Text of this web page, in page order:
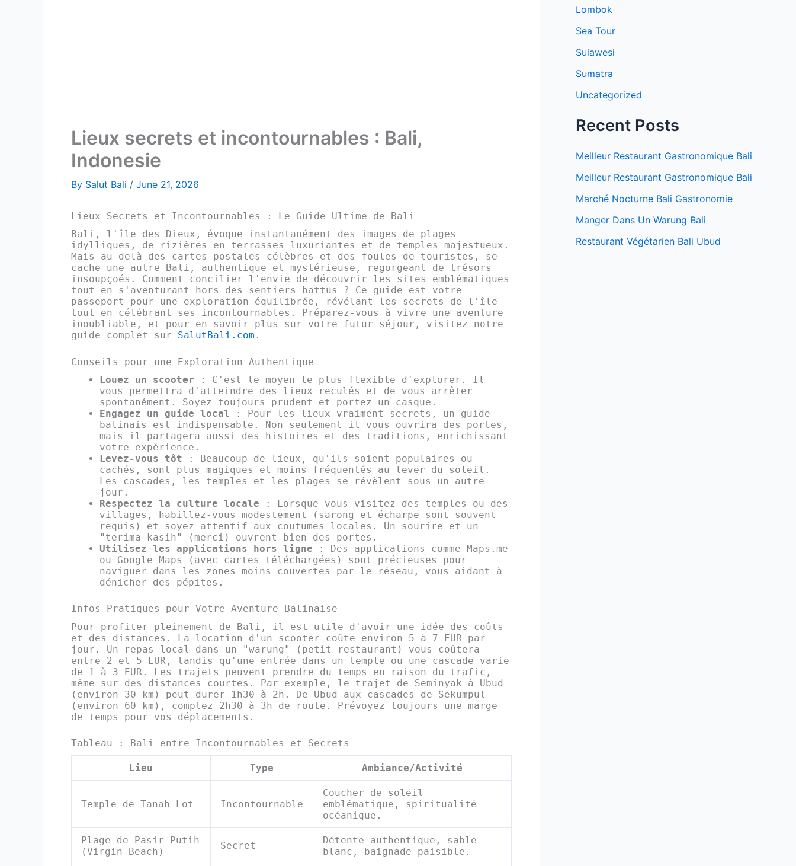
Lieux secrets et incontournables : Bali,
Indonesie
By Salut Bali / June 21, 2026
Lieux Secrets et Incontournables : Le Guide Ultime de Bali
Bali, l'île des Dieux, évoque instantanément des images de plages
idylliques, de rizières en terrasses luxuriantes et de temples majestueux.
Mais au-delà des cartes postales célèbres et des foules de touristes, se
cache une autre Bali, authentique et mystérieuse, regorgeant de trésors
insoupçoés. Comment concilier l'envie de découvrir les sites emblématiques
tout en s'aventurant hors des sentiers battus ? Ce guide est votre
passeport pour une exploration équilibrée, révélant les secrets de l'île
tout en célébrant ses incontournables. Préparez-vous à vivre une aventure
inoubliable, et pour en savoir plus sur votre futur séjour, visitez notre
guide complet sur SalutBali.com .
Conseils pour une Exploration Authentique
Louez un scooter : C'est le moyen le plus flexible d'explorer. Il
vous permettra d'atteindre des lieux reculés et de vous arrêter
spontanément. Soyez toujours prudent et portez un casque.
Engagez un guide local : Pour les lieux vraiment secrets, un guide
balinais est indispensable. Non seulement il vous ouvrira des portes,
mais il partagera aussi des histoires et des traditions, enrichissant
votre expérience.
Levez-vous tôt : Beaucoup de lieux, qu'ils soient populaires ou
cachés, sont plus magiques et moins fréquentés au lever du soleil.
Les cascades, les temples et les plages se révèlent sous un autre
jour.
Respectez la culture locale : Lorsque vous visitez des temples ou des
villages, habillez-vous modestement (sarong et écharpe sont souvent
requis) et soyez attentif aux coutumes locales. Un sourire et un
"terima kasih" (merci) ouvrent bien des portes.
Utilisez les applications hors ligne : Des applications comme Maps.me
ou Google Maps (avec cartes téléchargées) sont précieuses pour
naviguer dans les zones moins couvertes par le réseau, vous aidant à
dénicher des pépites.
Infos Pratiques pour Votre Aventure Balinaise
Pour profiter pleinement de Bali, il est utile d'avoir une idée des coûts
et des distances. La location d'un scooter coûte environ 5 à 7 EUR par
jour. Un repas local dans un "warung" (petit restaurant) vous coûtera
entre 2 et 5 EUR, tandis qu'une entrée dans un temple ou une cascade varie
de 1 à 3 EUR. Les trajets peuvent prendre du temps en raison du trafic,
même sur des distances courtes. Par exemple, le trajet de Seminyak à Ubud
(environ 30 km) peut durer 1h30 à 2h. De Ubud aux cascades de Sekumpul
(environ 60 km), comptez 2h30 à 3h de route. Prévoyez toujours une marge
de temps pour vos déplacements.
Tableau : Bali entre Incontournables et Secrets
Lieu Type Ambiance/Activité
Temple de Tanah Lot Incontournable
Coucher de soleil
emblématique, spiritualité
océanique.
Plage de Pasir Putih
(Virgin Beach)
Secret
Détente authentique, sable
blanc, baignade paisible.
r
:
Lombok
Sea Tour
Sulawesi
Sumatra
Uncategorized
Recent Posts
Meilleur Restaurant Gastronomique Bali
Meilleur Restaurant Gastronomique Bali
Marché Nocturne Bali Gastronomie
Manger Dans Un Warung Bali
Restaurant Végétarien Bali Ubud